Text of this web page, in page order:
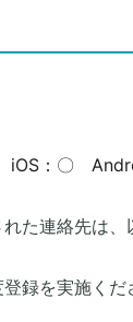
iOS：〇
た連絡先は
録を実施くだ